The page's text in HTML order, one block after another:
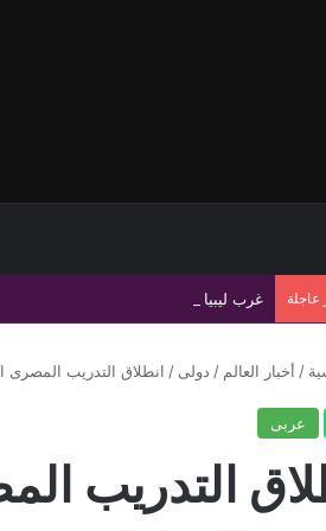
عاجلة غرب ليبيا أمام تحديات سكانية وأمنية
/ أخبار العالم / دولى / انطلاق التدريب المصرى
عربى
التدريب